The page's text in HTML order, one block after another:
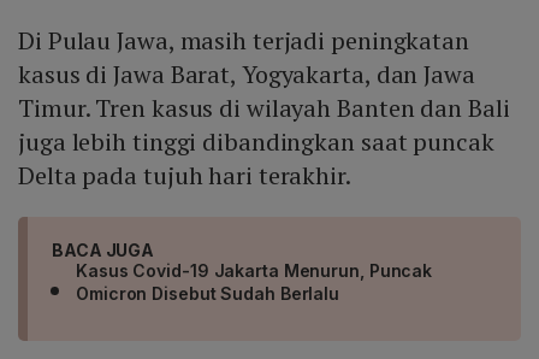
Di Pulau Jawa, masih terjadi peningkatan
kasus di Jawa Barat, Yogyakarta, dan Jawa
Timur. Tren kasus di wilayah Banten dan Bali
juga lebih tinggi dibandingkan saat puncak
Delta pada tujuh hari terakhir.
BACA JUGA
Kasus Covid-19 Jakarta Menurun, Puncak
Omicron Disebut Sudah Berlalu